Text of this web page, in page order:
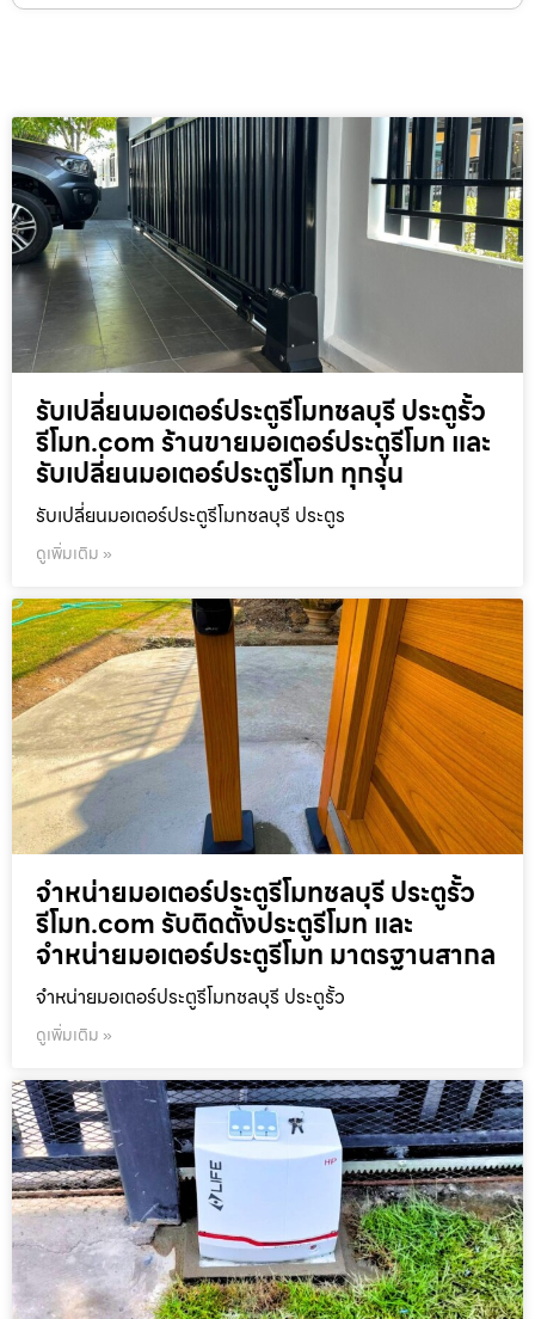
รับเปลี่ยนมอเตอร์ประตูรีโมทชลบุรี ประตูรั้ว
รีโมท.com ร้านขายมอเตอร์ประตูรีโมท และ
รับเปลี่ยนมอเตอร์ประตูรีโมท ทุกรุ่น
รับเปลี่ยนมอเตอร์ประตูรีโมทชลบุรี ประตูร
ดูเพิ่มเติม »
จำหน่ายมอเตอร์ประตูรีโมทชลบุรี ประตูรั้ว
รีโมท.com รับติดตั้งประตูรีโมท และ
จำหน่ายมอเตอร์ประตูรีโมท มาตรฐานสากล
จำหน่ายมอเตอร์ประตูรีโมทชลบุรี ประตูรั้ว
ดูเพิ่มเติม »